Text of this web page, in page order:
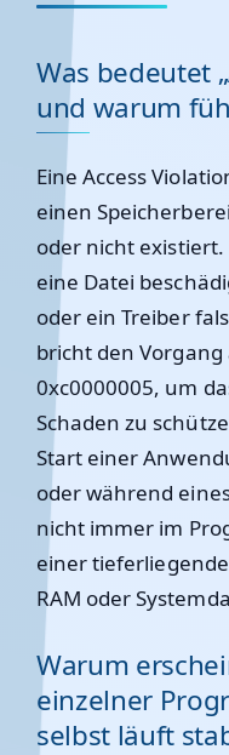
Was bedeutet
und warum
Eine Access
einen
oder nicht
eine Datei
oder ein Treiber
bricht den
0xc0000005, um
Schaden zu
Start einer
oder während
nicht immer im
einer
RAM oder
Warum
einzelner
selbst läuft